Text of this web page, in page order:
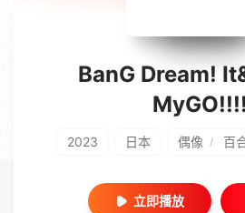
BanG Dream!
2023 日本 偶像 / 百
立即播放